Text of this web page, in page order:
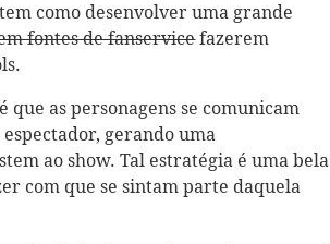
como desenvolver uma grande
fontes de fanservicefazerem
que as personagens se comunicam
gerando uma
ao show. Tal estratégia é uma bela
com que se sintam parte daquela